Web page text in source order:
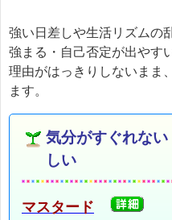
強い日差しや生活リズムの
強まる・自己否定が出やす
理由がはっきりしないまま
ます。
気分がすぐれな
しい
マスタード